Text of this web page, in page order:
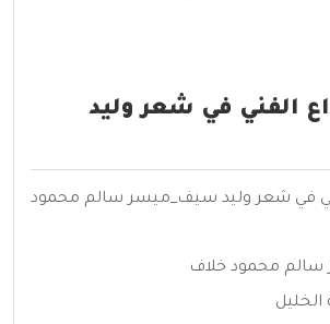
الفني في شعر وليد
في شعر وليد سيف_ميسر سالم محمود
سالم محمود خلاف